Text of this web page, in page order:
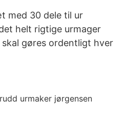
med 30 dele til ur
helt rigtige urmager
gøres ordentligt hver